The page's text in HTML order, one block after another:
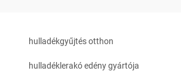
hulladékgyűjtés otthon
hulladéklerakó edény gyártója